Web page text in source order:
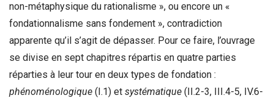
non-métaphysique du rationalisme », ou encore un «
fondationnalisme sans fondement », contradiction
apparente qu’il s’agit de dépasser. Pour ce faire, l’ouvrage
se divise en sept chapitres répartis en quatre parties
réparties à leur tour en deux types de fondation :
phénoménologique (I.1) et systématique (II.2-3, III.4-5, IV.6-